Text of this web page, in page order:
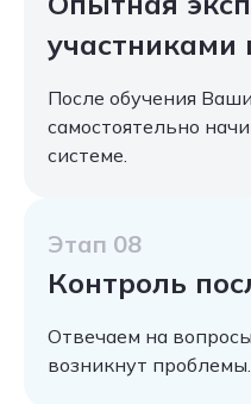
участниками
После обучения
самостоятельно
системе.
Этап 08
Контроль
Отвечаем на
возникнут проблемы.